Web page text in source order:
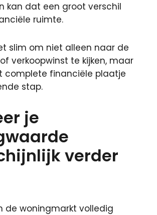
kan dat een groot verschil
ruimte.
slim om niet alleen naar de
verkoopwinst te kijken, maar
complete financiële plaatje
stap.
je
verder
de woningmarkt volledig